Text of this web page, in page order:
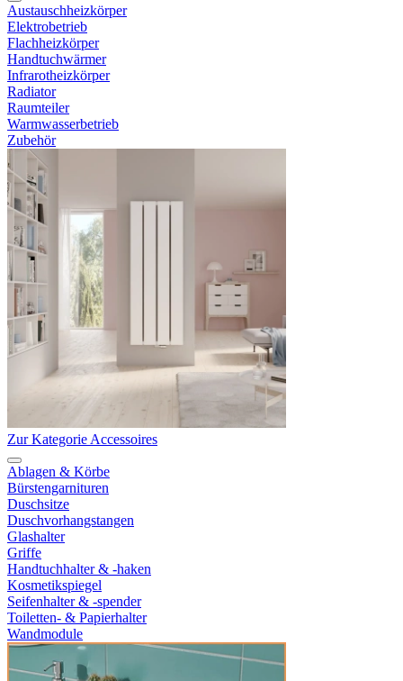
Austauschheizkörper
Elektrobetrieb
Flachheizkörper
Handtuchwärmer
Infrarotheizkörper
Radiator
Raumteiler
Warmwasserbetrieb
Zubehör
Zur Kategorie Accessoires
Ablagen & Körbe
Bürstengarnituren
Duschsitze
Duschvorhangstangen
Glashalter
Griffe
Handtuchhalter & -haken
Kosmetikspiegel
Seifenhalter & -spender
Toiletten- & Papierhalter
Wandmodule